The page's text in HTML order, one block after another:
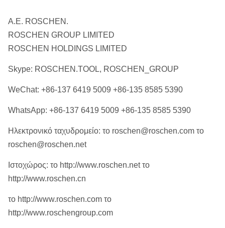
6» QL60
8»
ROS 82
QL80
SD8
10» Numa100
Α.Ε. ROSCHEN.
ROSCHEN GROUP LIMITED
ROSCHEN HOLDINGS LIMITED
Skype: ROSCHEN.TOOL, ROSCHEN_GROUP
WeChat: +86-137 6419 5009 +86-135 8585 5390
WhatsApp: +86-137 6419 5009 +86-135 8585 5390
Ηλεκτρονικό ταχυδρομείο: το roschen@roschen.com το
roschen@roschen.net
Ιστοχώρος: το http://www.roschen.net το
http://www.roschen.cn
το http://www.roschen.com το
http://www.roschengroup.com